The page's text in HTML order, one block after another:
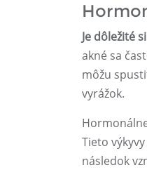
Je dôležité
akné sa
môžu
vyrážok.
Tieto
následok